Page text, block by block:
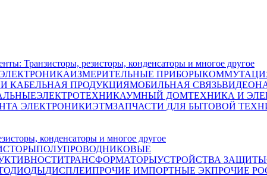
резисторы, конденсаторы и многое другое
ИЗМЕРИТЕЛЬНЫЕ ПРИБОРЫ
КАБЕЛЬНАЯ ПРОДУКЦИЯМОБИЛЬНАЯ СВЯЗЬ
ЭЛЕКТРОТЕХНИКАУМНЫЙ ДОМТЕХНИКА И
ЭЛЕКТРОНИКИЭТМЗАПЧАСТИ ДЛЯ БЫТОВОЙ
конденсаторы и многое другое
ПОЛУПРОВОДНИКОВЫЕ
ТРАНСФОРМАТОРЫУСТРОЙСТВА ЗАЩИТЫ
ДИСПЛЕИПРОЧИЕ ИМПОРТНЫЕ ЭКПРОЧИЕ